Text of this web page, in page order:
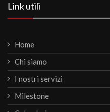
Link utili
Home
Chi siamo
I nostri servizi
Milestone